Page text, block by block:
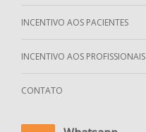
INCENTIVO AOS PACIENTES
INCENTIVO AOS PROFISSIONAIS
CONTATO